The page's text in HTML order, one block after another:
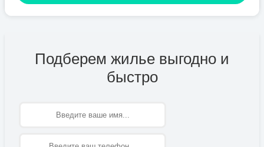
Подберем жилье выгодно и
быстро